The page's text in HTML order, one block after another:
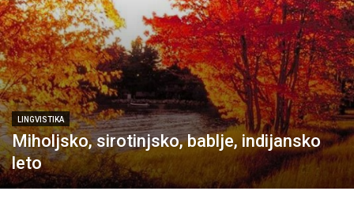
LINGVISTIKA
Miholjsko, sirotinjsko, bablje, indijansko
leto